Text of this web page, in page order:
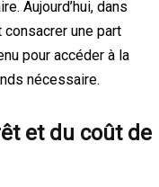
Aujourd’hui, dans
une part
pour accéder à la
nécessaire.
et du coût de